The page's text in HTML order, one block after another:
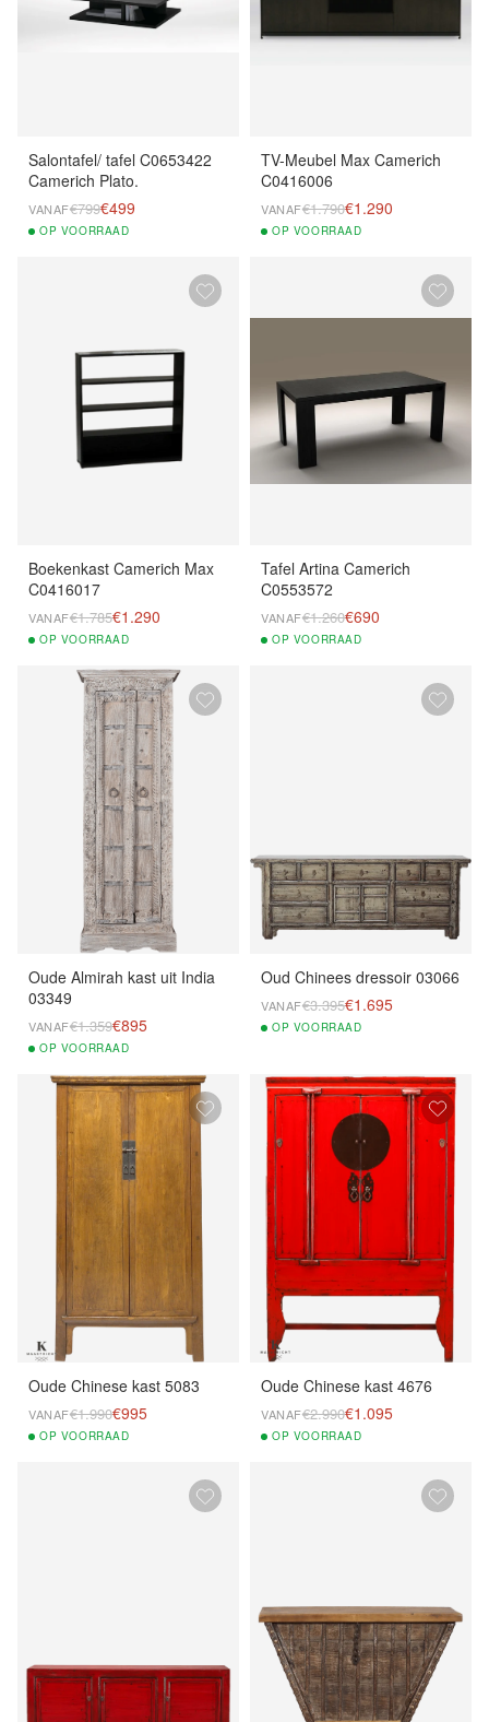
Salontafel/ tafel C0653422
Camerich Plato.
VANAF€799€499
OP VOORRAAD
TV-Meubel Max Camerich
C0416006
VANAF€1.790€1.290
OP VOORRAAD
Boekenkast Camerich Max
C0416017
VANAF€1.785€1.290
OP VOORRAAD
Tafel Artina Camerich
C0553572
VANAF€1.260€690
OP VOORRAAD
Oude Almirah kast uit India
03349
VANAF€1.359€895
OP VOORRAAD
Oud Chinees dressoir 03066
VANAF€3.395€1.695
OP VOORRAAD
Oude Chinese kast 5083
VANAF€1.990€995
OP VOORRAAD
Oude Chinese kast 4676
VANAF€2.990€1.095
OP VOORRAAD